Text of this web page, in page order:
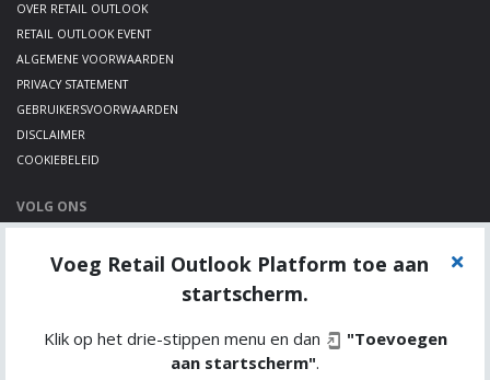
OVER RETAIL OUTLOOK
RETAIL OUTLOOK EVENT
ALGEMENE VOORWAARDEN
PRIVACY STATEMENT
GEBRUIKERSVOORWAARDEN
DISCLAIMER
COOKIEBELEID
VOLG ONS
TWITTER
Voeg Retail Outlook Platform toe aan
startscherm.
Klik op het drie-stippen menu en dan
"Toevoegen
aan startscherm".